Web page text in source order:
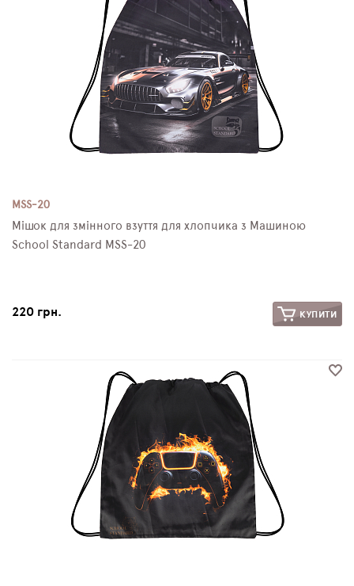
MSS-20
Мішок для змінного взуття для хлопчика з Машиною
School Standard MSS-20
220 грн. КУПИТИ